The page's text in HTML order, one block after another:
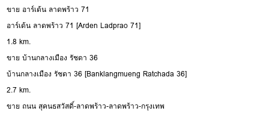
ขาย อาร์เด้น ลาดพร้าว 71
อาร์เด้น ลาดพร้าว 71 [Arden Ladprao 71]
1.8 km.
ขาย บ้านกลางเมือง รัชดา 36
บ้านกลางเมือง รัชดา 36 [Banklangmueng Ratchada 36]
2.7 km.
ขาย ถนน สุคนธสวัสดิ์-ลาดพร้าว-ลาดพร้าว-กรุงเทพ